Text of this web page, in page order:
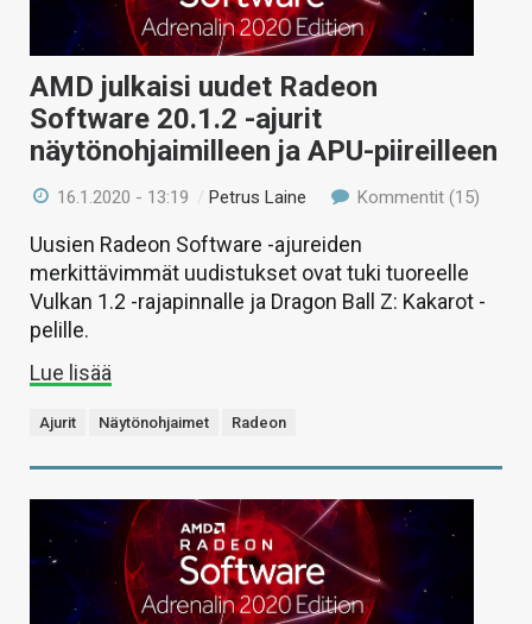
AMD julkaisi uudet Radeon
Software 20.1.2 -ajurit
näytönohjaimilleen ja APU-piireilleen
16.1.2020 - 13:19 / Petrus Laine Kommentit (15)
Uusien Radeon Software -ajureiden
merkittävimmät uudistukset ovat tuki tuoreelle
Vulkan 1.2 -rajapinnalle ja Dragon Ball Z: Kakarot -
pelille.
Lue lisää
Ajurit Näytönohjaimet Radeon